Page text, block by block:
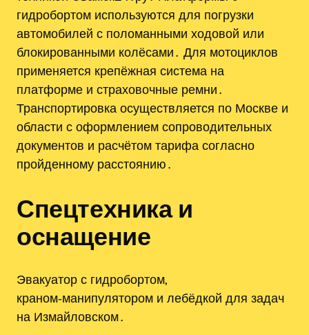
гидробортом используются для погрузки
автомобилей с поломанными ходовой или
блокированными колёсами․ Для мотоциклов
применяется крепёжная система на
платформе и страховочные ремни․
Транспортировка осуществляется по Москве и
области с оформлением сопроводительных
документов и расчётом тарифа согласно
пройденному расстоянию․
Спецтехника и
оснащение
Эвакуатор с гидробортом,
краном‑манипулятором и лебёдкой для задач
на Измайловском․